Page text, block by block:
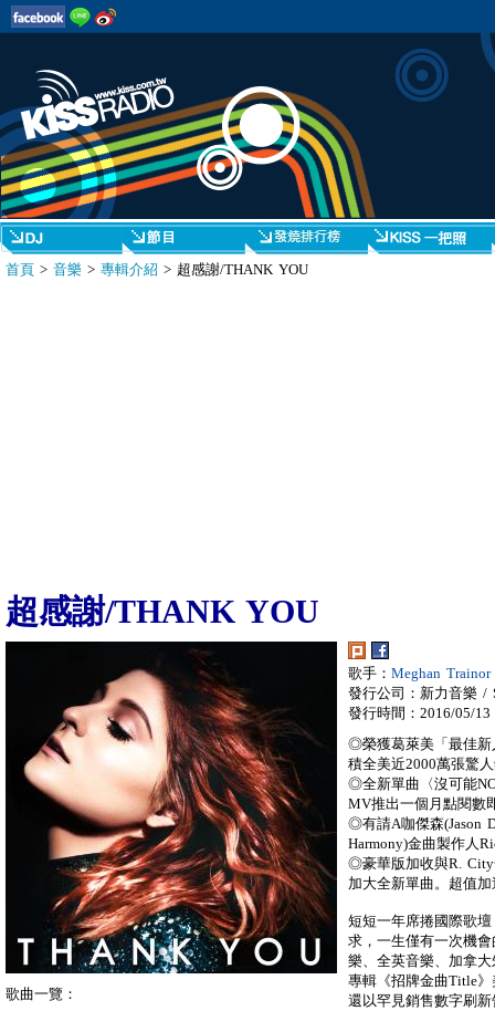
首頁 > 音樂 > 專輯介紹 > 超感謝/THANK YOU
超感謝/THANK YOU
歌手： Meghan
發行公司：新力音樂 /
發行時間：2016/05/13
◎榮獲葛萊美「最佳新
積全美近2000萬張驚
◎全新單曲〈沒可能
MV推出一個月點閱數
◎有請A咖傑森(Jason
Harmony)金曲製作人
◎豪華版加收與R. City
加大全新單曲。超值
短短一年席捲國際歌
求，一生僅有一次機
樂、全英音樂、加拿
專輯《招牌金曲Title
還以罕見銷售數字刷
歌曲一覽：